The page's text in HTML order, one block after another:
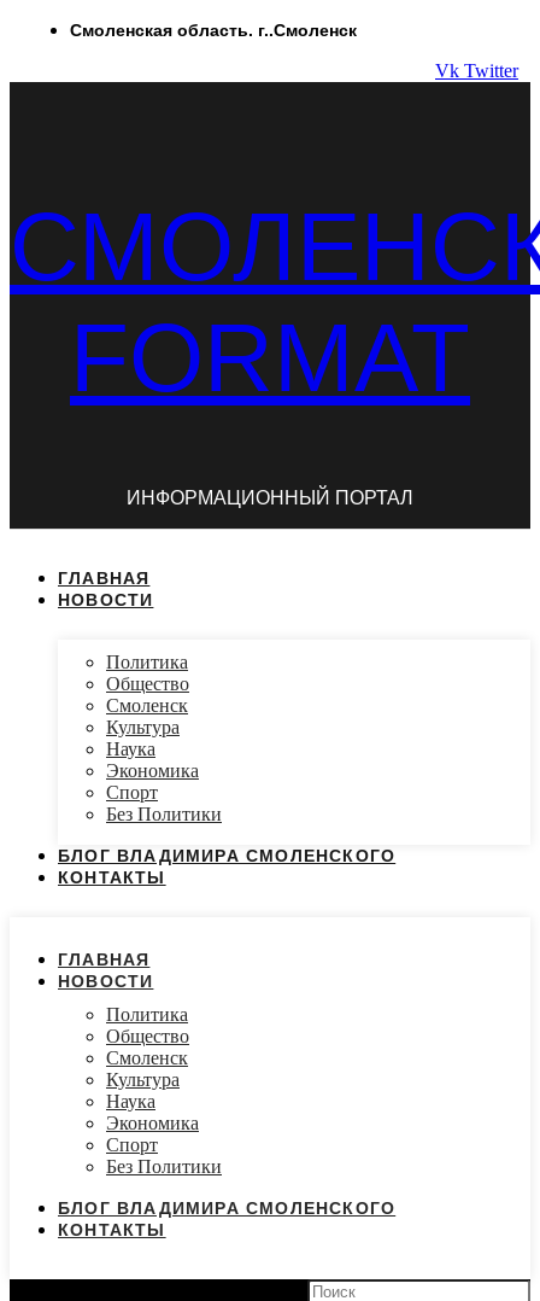
ПерейтиСмоленская область. г..Смоленск
Vk Twitter
FORMAT
ИНФОРМАЦИОННЫЙ ПОРТАЛ
ГЛАВНАЯ
НОВОСТИ
Политика
Общество
Смоленск
Культура
Наука
Экономика
Спорт
Без Политики
БЛОГ ВЛАДИМИРА СМОЛЕНСКОГО
КОНТАКТЫ
ГЛАВНАЯ
НОВОСТИ
Политика
Общество
Смоленск
Культура
Наука
Экономика
Спорт
Без Политики
БЛОГ ВЛАДИМИРА СМОЛЕНСКОГО
КОНТАКТЫ